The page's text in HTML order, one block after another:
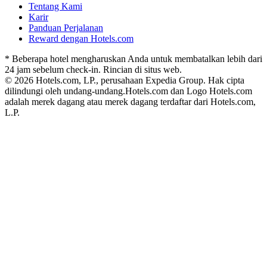
Tentang Kami
Karir
Panduan Perjalanan
Reward dengan Hotels.com
* Beberapa hotel mengharuskan Anda untuk membatalkan lebih dari
24 jam sebelum check-in. Rincian di situs web.
© 2026 Hotels.com, LP., perusahaan Expedia Group. Hak cipta
dilindungi oleh undang-undang.Hotels.com dan Logo Hotels.com
adalah merek dagang atau merek dagang terdaftar dari Hotels.com,
L.P.